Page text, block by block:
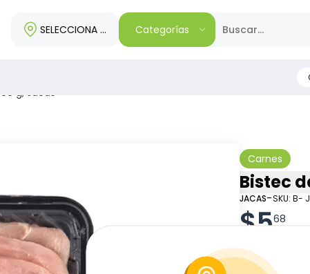
SELECCIONA TU REGIÓNCategorías
g, Jacas
Carnes
Bistec
JACAS-SKU: B-
$568